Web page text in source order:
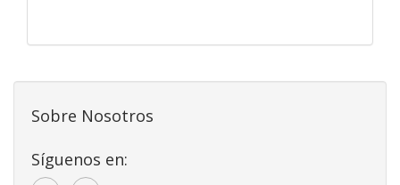
Sobre Nosotros
Síguenos en: